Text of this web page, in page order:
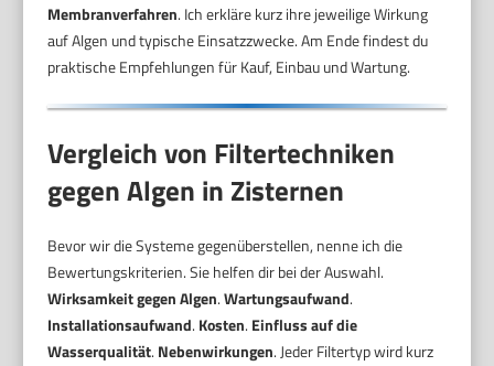
Membranverfahren. Ich erkläre kurz ihre jeweilige Wirkung
auf Algen und typische Einsatzzwecke. Am Ende findest du
praktische Empfehlungen für Kauf, Einbau und Wartung.
Vergleich von Filtertechniken
gegen Algen in Zisternen
Bevor wir die Systeme gegenüberstellen, nenne ich die
Bewertungskriterien. Sie helfen dir bei der Auswahl.
Wirksamkeit gegen Algen.Wartungsaufwand.
Installationsaufwand. Kosten. Einfluss auf die
Wasserqualität. Nebenwirkungen. Jeder Filtertyp wird kurz